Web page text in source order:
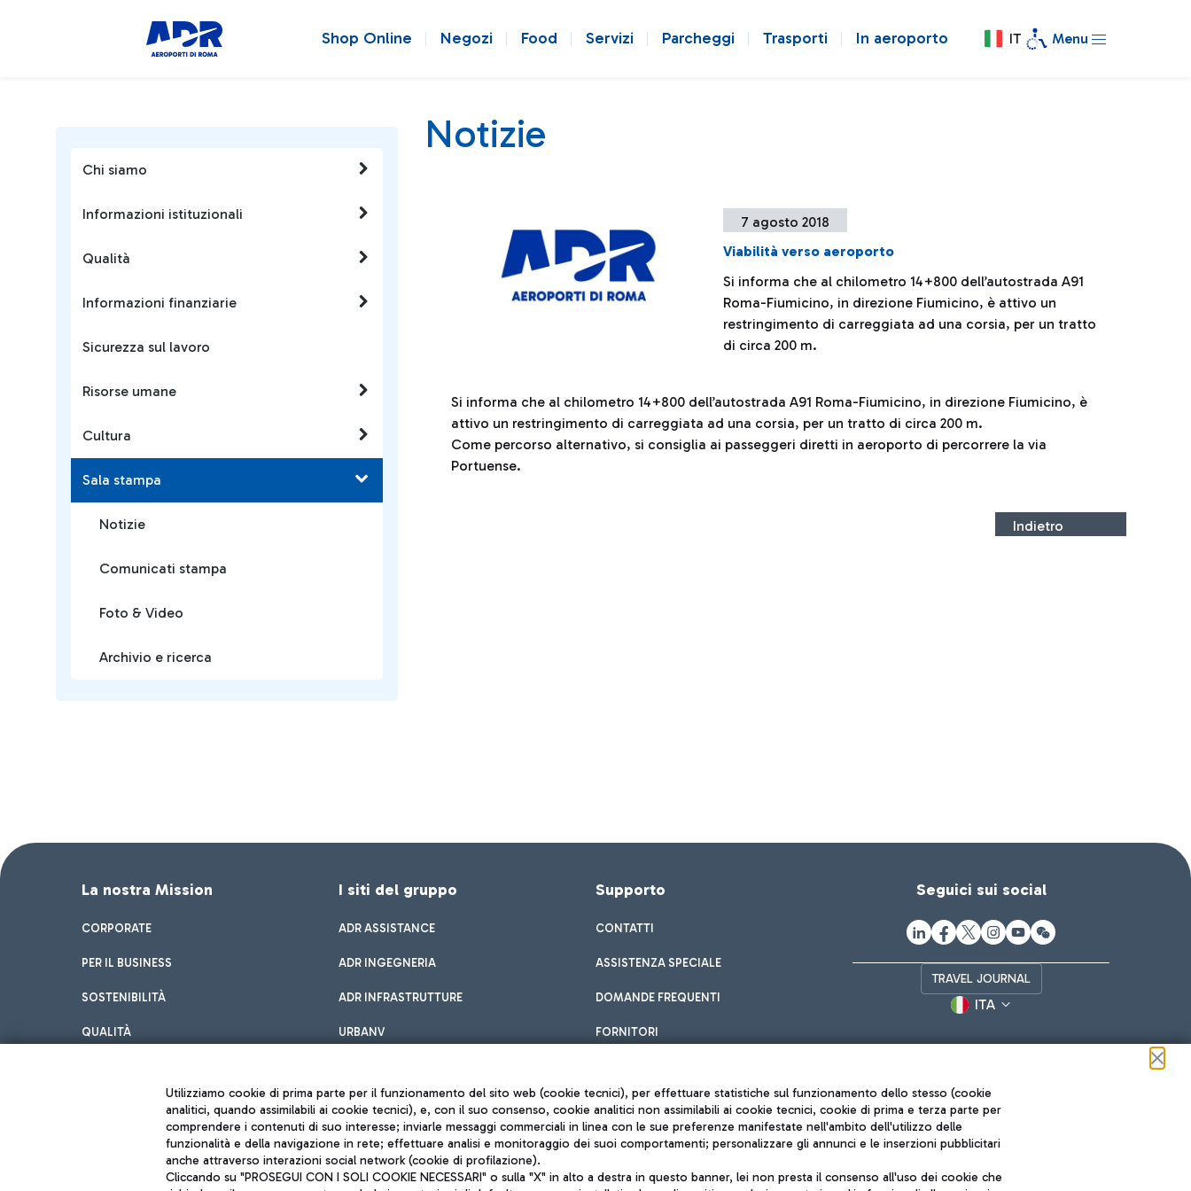
Shop Online Negozi Food Servizi Parcheggi Trasporti In aeroporto IT Menu
Chi siamo
Informazioni istituzionali
Qualità
Informazioni finanziarie
Sicurezza sul lavoro
Risorse umane
Cultura
Sala stampa
Notizie
Comunicati stampa
Foto & Video
Archivio e ricerca
Notizie
7 agosto 2018
Viabilità verso aeroporto
Si informa che al chilometro 14+800 dell’autostrada A91
Roma-Fiumicino, in direzione Fiumicino, è attivo un
restringimento di carreggiata ad una corsia, per un tratto
di circa 200 m.
Si informa che al chilometro 14+800 dell’autostrada A91 Roma-Fiumicino, in direzione Fiumicino, è
attivo un restringimento di carreggiata ad una corsia, per un tratto di circa 200 m.
Come percorso alternativo, si consiglia ai passeggeri diretti in aeroporto di percorrere la via
Portuense.
Indietro
La nostra Mission
CORPORATE
PER IL BUSINESS
SOSTENIBILITÀ
QUALITÀ
I siti del gruppo
ADR ASSISTANCE
ADR INGEGNERIA
ADR INFRASTRUTTURE
URBANV
Supporto
CONTATTI
ASSISTENZA SPECIALE
DOMANDE FREQUENTI
FORNITORI
Seguici sui social
TRAVEL JOURNAL
ITA
Note legali
Roma FCO
Utilizziamo cookie di prima parte per il funzionamento del sito web (cookie tecnici), per effettuare statistiche sul funzionamento dello stesso (cookie
analitici, quando assimilabili ai cookie tecnici), e, con il suo consenso, cookie analitici non assimilabili ai cookie tecnici, cookie di prima e terza parte per
comprendere i contenuti di suo interesse; inviarle messaggi commerciali in linea con le sue preferenze manifestate nell'ambito dell'utilizzo delle
funzionalità e della navigazione in rete; effettuare analisi e monitoraggio dei suoi comportamenti; personalizzare gli annunci e le inserzioni pubblicitari
anche attraverso interazioni social network (cookie di profilazione).
Cliccando su "PROSEGUI CON I SOLI COOKIE NECESSARI" o sulla "X" in alto a destra in questo banner, lei non presta il consenso all'uso dei cookie che